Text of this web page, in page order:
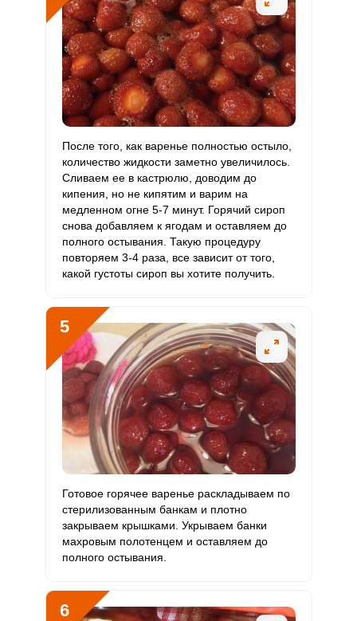
Рубидий 184 мкг 200 мкг 4.4 61.3
Селен 4 мкг 55 мкг 0.3 4.8
Фтор 280 мкг 4000 мкг 0.3 4.7
Хром 20 мкг 50 мкг 1.9 26.7
Цинк
Бор
Ванадий 90 мкг 20 мкг 21.4 300
Молибден 101.6 мкг 70 мкг 6.9
После того, как варенье полностью остыло,
количество жидкости заметно увеличилось.
Сливаем ее в кастрюлю, доводим до
кипения, но не кипятим и варим на
медленном огне 5-7 минут. Горячий сироп
снова добавляем к ягодам и оставляем до
полного остывания. Такую процедуру
повторяем 3-4 раза, все зависит от того,
какой густоты сироп вы хотите получить.
5
Готовое горячее варенье раскладываем по
стерилизованным банкам и плотно
закрываем крышками. Укрываем банки
махровым полотенцем и оставляем до
полного остывания.
6